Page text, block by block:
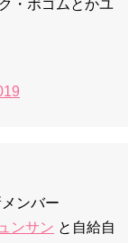
・ボゴムとかユ
ンバー
ンサン と自給自